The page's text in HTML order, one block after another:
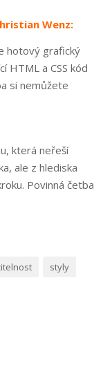
Wenz:
hotový grafický
HTML a CSS kód
si nemůžete
která neřeší
ale z hlediska
Povinná četba
styly